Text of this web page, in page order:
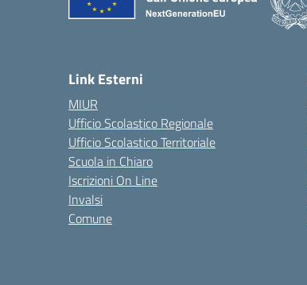
Link Esterni
MIUR
Ufficio Scolastico Regionale
Ufficio Scolastico Territoriale
Scuola in Chiaro
Iscrizioni On Line
Invalsi
Comune